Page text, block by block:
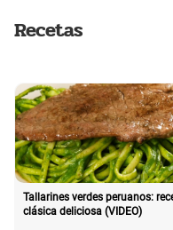
Recetas
Tallarines verdes peruanos:
clásica deliciosa (VIDEO)